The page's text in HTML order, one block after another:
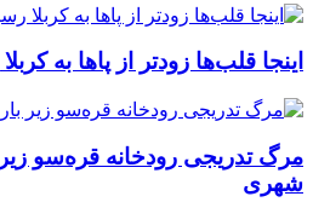
اینجا قلب‌ها زودتر از پاها به
مرگ تدریجی رودخانه قره‌سو
شهری